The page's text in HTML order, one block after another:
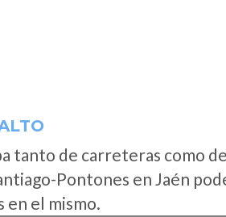
tanto de carreteras como
Pontones en Jaén
en el mismo.